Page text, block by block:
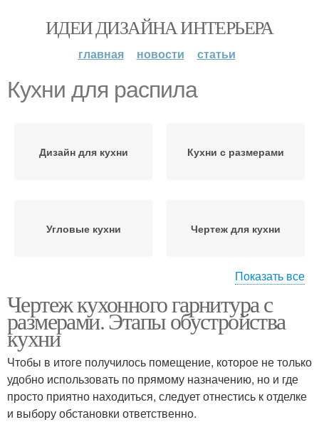
ИДЕИ ДИЗАЙНА ИНТЕРЬЕРА
главная новости статьи
Кухни для распила
Дизайн для кухни Кухни с размерами
Угловые кухни Чертеж для кухни
Кухни с нуля
воздухе
Показать все
Чертеж кухонного гарнитура с
размерами. Этапы обустройства
кухни
Чтобы в итоге получилось помещение, которое не только
удобно использовать по прямому назначению, но и где
просто приятно находиться, следует отнестись к отделке
и выбору обстановки ответственно.